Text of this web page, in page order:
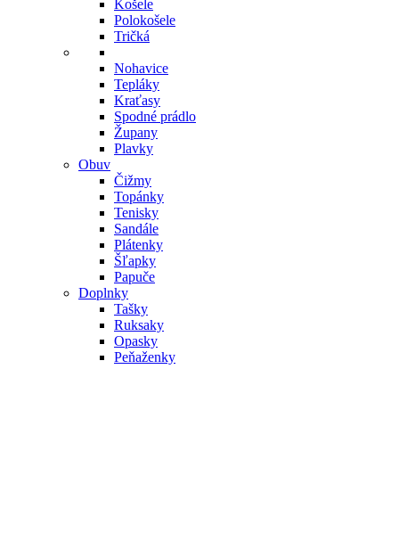
Košele
Polokošele
Tričká
Nohavice
Tepláky
Kraťasy
Spodné prádlo
Župany
Plavky
Obuv
Čižmy
Topánky
Tenisky
Sandále
Plátenky
Šľapky
Papuče
Doplnky
Tašky
Ruksaky
Opasky
Peňaženky